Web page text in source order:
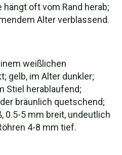
oft vom Rand herab;
Alter verblassend.
weißlichen
gelb, im Alter dunkler;
Stiel herablaufend;
bräunlich quetschend;
0.5-5 mm breit, undeutlich
4-8 mm tief.